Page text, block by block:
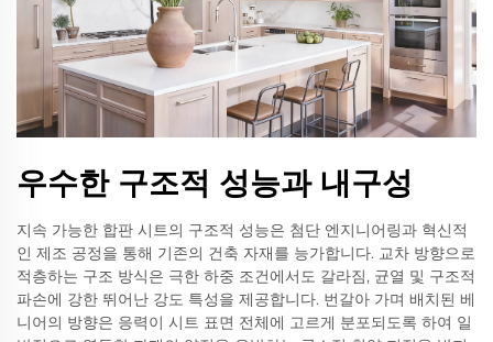
우수한 구조적 성능과 내구성
지속 가능한 합판 시트의 구조적 성능은 첨단 엔지니어링과 혁신적
인 제조 공정을 통해 기존의 건축 자재를 능가합니다. 교차 방향으로
적층하는 구조 방식은 극한 하중 조건에서도 갈라짐, 균열 및 구조적
파손에 강한 뛰어난 강도 특성을 제공합니다. 번갈아 가며 배치된 베
니어의 방향은 응력이 시트 표면 전체에 고르게 분포되도록 하여 일